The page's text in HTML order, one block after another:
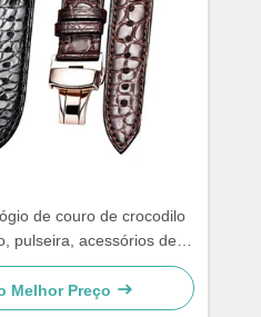
de couro de crocodilo
pulseira, acessórios de
padrão de lagarto para
superior
Melhor Preço